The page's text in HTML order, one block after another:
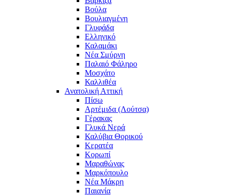
Βούλα
Βουλιαγμένη
Γλυφάδα
Ελληνικό
Καλαμάκι
Νέα Σμύρνη
Παλαιό Φάληρο
Μοσχάτο
Καλλιθέα
Ανατολική Αττική
Πίσω
Αρτέμιδα (Λούτσα)
Γέρακας
Γλυκά Νερά
Καλύβια Θορικού
Κερατέα
Κορωπί
Μαραθώνας
Μαρκόπουλο
Νέα Μάκρη
Παιανία